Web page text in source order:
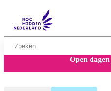
Zoekwoord
Open dagen